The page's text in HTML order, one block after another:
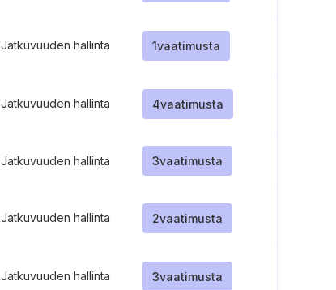
Jatkuvuuden hallinta 1vaatimusta
Jatkuvuuden hallinta 4vaatimusta
Jatkuvuuden hallinta 3vaatimusta
Jatkuvuuden hallinta 2vaatimusta
Jatkuvuuden hallinta 3vaatimusta